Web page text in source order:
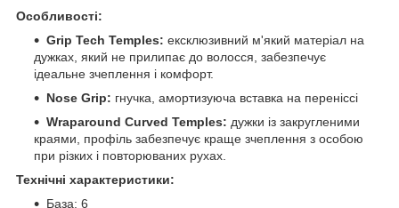
Особливості:
Grip Tech Temples: ексклюзивний м'який матеріал на
дужках, який не прилипає до волосся, забезпечує
ідеальне зчеплення і комфорт.
Nose Grip: гнучка, амортизуюча вставка на переніссі
Wraparound Curved Temples: дужки із закругленими
краями, профіль забезпечує краще зчеплення з особою
при різких і повторюваних рухах.
Технічні характеристики:
База: 6